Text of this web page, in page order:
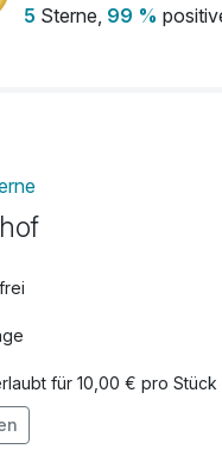
Kinder 7-11 Jahre
Out
5 Sterne, 99 %
für 10,00 € pro
Speisen